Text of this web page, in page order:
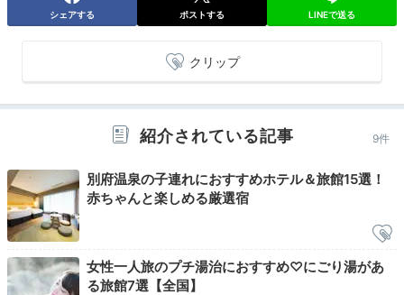
レストラン結 懐石一例 和
夕食は館内2つのレストランから選べます。「結」で
鱧しゃぶなどの和懐石を。「楓」では特上黒毛和牛、伊
勢海老やヤリイカなどの九州産の海鮮を使った鉄板焼き
をいただけます。
シェアする ポストする LINEで送る
クリップ
紹介されている記事 9件
別府温泉の子連れにおすすめホテル＆旅館15選！
赤ちゃんと楽しめる厳選宿
女性一人旅のプチ湯治におすすめ♡にごり湯があ
る旅館7選【全国】